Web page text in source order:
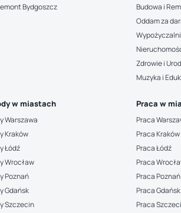
Bydgoszcz
Budowa i
Oddam za
Zdrowie i
Muzyka i
w miastach
Warszawa
Kraków
Łódź
Wrocław
Poznań
Gdańsk
Szczecin
Praca w
Praca
Praca Kraków
Praca Łódź
Praca
Praca Poznań
Praca Gdańsk
Praca